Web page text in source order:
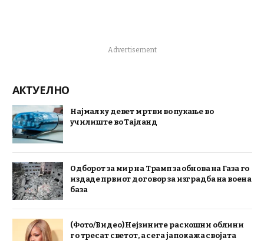
Advertisement
АКТУЕЛНО
Најмалку девет мртви во пукање во
училиште во Тајланд
Одборот за мир на Трамп за обнова на Газа го
издаде првиот договор за изградба на воена
база
(Фото/Видео) Нејзините раскошни облини
го тресат светот, а сега ја покажа својата